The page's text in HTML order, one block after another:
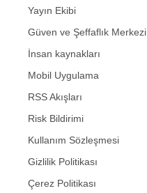
Yayın Ekibi
Güven ve Şeffaflık Merkezi
İnsan kaynakları
Mobil Uygulama
RSS Akışları
Risk Bildirimi
Kullanım Sözleşmesi
Gizlilik Politikası
Çerez Politikası